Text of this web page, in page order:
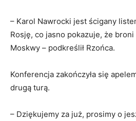
– Karol Nawrocki jest ścigany
Rosję, co jasno pokazuje, że
Moskwy – podkreślił Rzońca.
Konferencja zakończyła się
drugą turą.
– Dziękujemy za już, prosimy o